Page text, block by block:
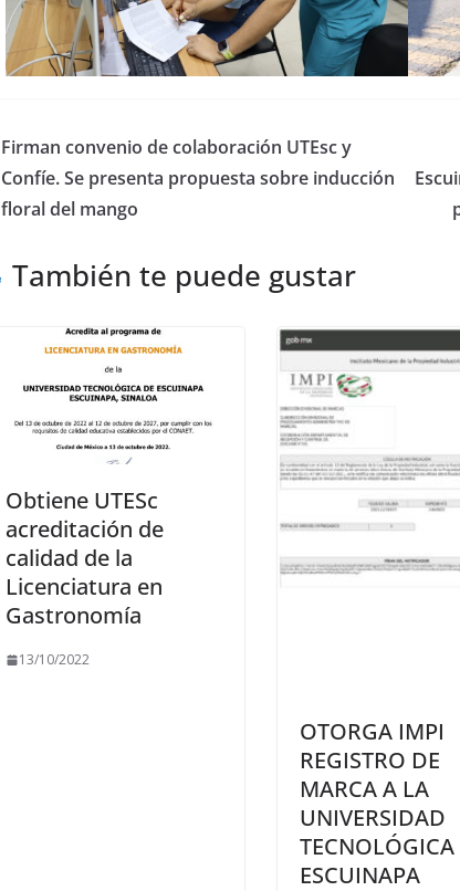
Firman convenio de colaboración UTEsc y
Confíe. Se presenta propuesta sobre inducción
floral del mango
También te puede gustar
Obtiene UTESc
acreditación de
calidad de la
Licenciatura en
Gastronomía
13/10/2022
OTORGA IMPI
REGISTRO DE
MARCA A LA
UNIVERSIDAD
TECNOLÓGICA
ESCUINAPA